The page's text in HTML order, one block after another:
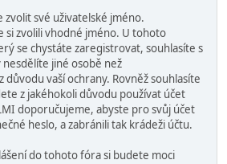
zvolit své uživatelské jméno.
si zvolili vhodné jméno. U tohoto
se chystáte zaregistrovat, souhlasíte s
jiné osobě než
vaší ochrany. Rovněž souhlasíte
z jakéhokoli důvodu používat účet
doporučujeme, abyste pro svůj účet
heslo, a zabránili tak krádeži účtu.
do tohoto fóra si budete moci